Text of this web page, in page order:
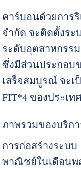
คาร์บอนด้วยการ
จำกัด จะติดตั้งระ
ระดับอุตสาหกรรม
ซึ่งมีส่วนประกอบ
เสร็จสมบูรณ์ จะ
FIT*4 ของประเ
ภาพรวมของบริก
การก่อสร้างระบ
พาณิชย์ในเดือนพ